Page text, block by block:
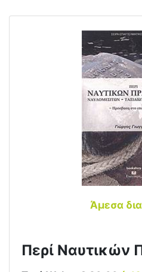
Άμεσα
Περί Ναυτικών